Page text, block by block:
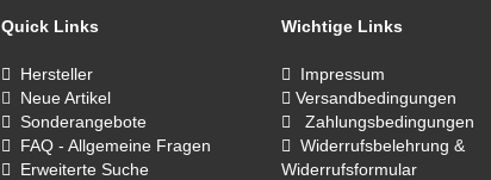
Quick Links
Hersteller
Neue Artikel
Sonderangebote
FAQ - Allgemeine Fragen
Erweiterte Suche
Wichtige Links
Impressum
Versandbedingungen
Zahlungsbedingungen
Widerrufsbelehrung &
Widerrufsformular